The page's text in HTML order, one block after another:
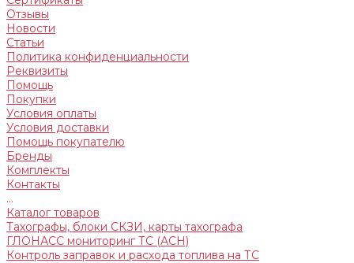
Отзывы
Новости
Статьи
Политика конфиденциальности
Реквизиты
Помощь
Покупки
Условия оплаты
Условия доставки
Помощь покупателю
Бренды
Комплекты
Контакты
...
Каталог товаров
Тахографы, блоки СКЗИ, карты тахографа
ГЛОНАСС мониторинг ТС (АСН)
Контроль заправок и расхода топлива на ТС